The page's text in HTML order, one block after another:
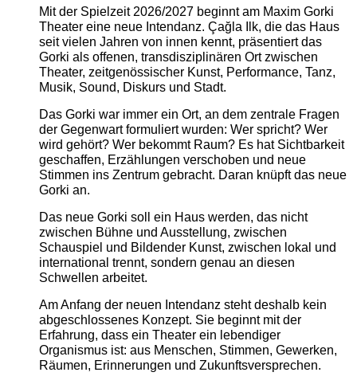
Mit der Spielzeit 2026/2027 beginnt am Maxim Gorki
Theater eine neue Intendanz. Çağla Ilk, die das Haus
seit vielen Jahren von innen kennt, präsentiert das
Gorki als offenen, transdisziplinären Ort zwischen
Theater, zeitgenössischer Kunst, Performance, Tanz,
Musik, Sound, Diskurs und Stadt.
Das Gorki war immer ein Ort, an dem zentrale Fragen
der Gegenwart formuliert wurden: Wer spricht? Wer
wird gehört? Wer bekommt Raum? Es hat Sichtbarkeit
geschaffen, Erzählungen verschoben und neue
Stimmen ins Zentrum gebracht. Daran knüpft das neue
Gorki an.
Das neue Gorki soll ein Haus werden, das nicht
zwischen Bühne und Ausstellung, zwischen
Schauspiel und Bildender Kunst, zwischen lokal und
international trennt, sondern genau an diesen
Schwellen arbeitet.
Am Anfang der neuen Intendanz steht deshalb kein
abgeschlossenes Konzept. Sie beginnt mit der
Erfahrung, dass ein Theater ein lebendiger
Organismus ist: aus Menschen, Stimmen, Gewerken,
Räumen, Erinnerungen und Zukunftsversprechen.